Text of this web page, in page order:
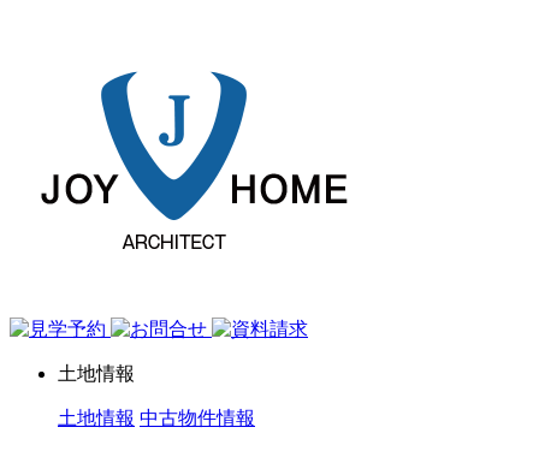
土地情報
土地情報 中古物件情報